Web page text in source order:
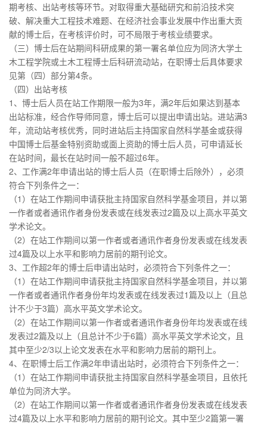
期考核、出站考核等环节。对取得重大基础研究和前沿技术突
破、解决重大工程技术难题、在经济社会事业发展中作出重大贡
献的博士后，在考核评价时，可不局限于考核业绩要求。
（三）博士后在站期间科研成果的第一署名单位应为同济大学土
木工程学院或土木工程博士后科研流动站，在职博士后具体要求
见第（四）部分第4条。
（四）出站考核
1、博士后人员在站工作期限一般为3年，满2年后如果达到基本
出站标准，经合作导师同意，博士后可以提出申请出站。进站满3
年，流动站考核优秀，同时进站后主持国家自然科学基金或获得
中国博士后基金特别资助或面上资助的博士后人员，可申请延长
在站时间，最长在站时间一般不超过6年。
2、工作满2年申请出站的博士后人员（在职博士后除外），必须
符合下列条件之一：
（1）在站工作期间申请获批主持国家自然科学基金项目，并以第
一作者或者通讯作者身份发表或在线发表过2篇及以上高水平英文
学术论文。
（2）在站工作期间以第一作者或者通讯作者身份发表或在线发表
过4篇及以上水平和影响力居前的期刊论文。
3、工作超2年的博士后申请出站时，必须符合下列条件之一：
（1）在站工作期间申请获批主持国家自然科学基金项目，并以第
一作者或者通讯作者身份年均发表或在线发表过1篇及以上（且总
计不少于3篇）高水平英文学术论文。
（2）在站工作期间以第一作者或者通讯作者身份年均发表或在线
发表过2篇及以上（且总计不少于6篇）高水平英文学术论文，且
其中至少2/3以上论文发表在水平和影响力居前的期刊上。
4、在职博士后工作满2年申请出站时，必须符合下列条件之一：
（1）在站工作期间申请获批主持国家自然科学基金项目，且依托
单位为同济大学。
（2）在站工作期间以第一作者或者通讯作者身份发表或在线发表
过4篇及以上水平和影响力居前的期刊论文。其中至少2篇第一署